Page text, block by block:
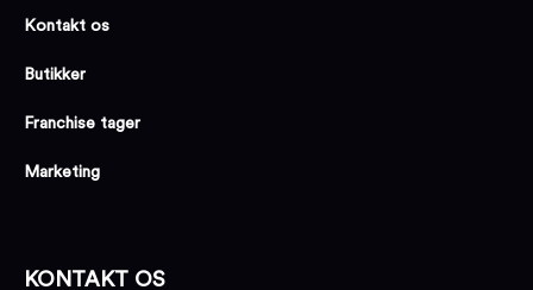
Kontakt os
Butikker
Franchise tager
Marketing
KONTAKT OS